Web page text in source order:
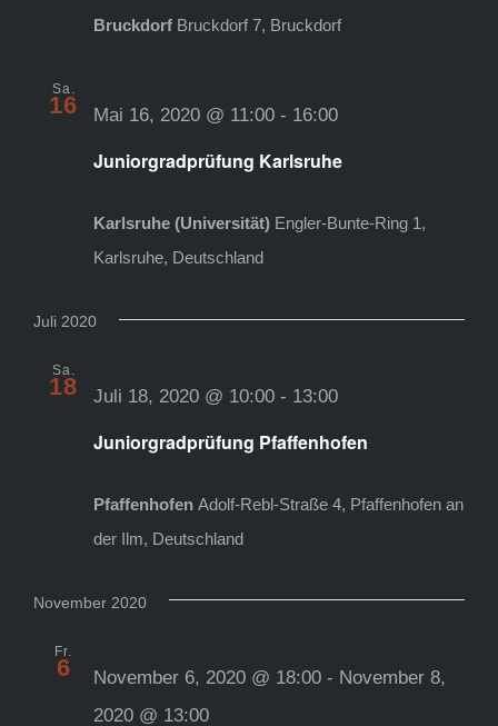
Bruckdorf Bruckdorf 7, Bruckdorf
Sa.
16
Juniorgradprüfung Karlsruhe
Mai 16, 2020 @ 11:00 - 16:00
Karlsruhe (Universität) Engler-Bunte-Ring 1,
Karlsruhe, Deutschland
Juli 2020
Sa.
18
Juniorgradprüfung Pfaffenhofen
Juli 18, 2020 @ 10:00 - 13:00
Pfaffenhofen Adolf-Rebl-Straße 4, Pfaffenhofen an
der Ilm, Deutschland
November 2020
Fr.
6 November 6, 2020 @ 18:00 - November 8,
2020 @ 13:00